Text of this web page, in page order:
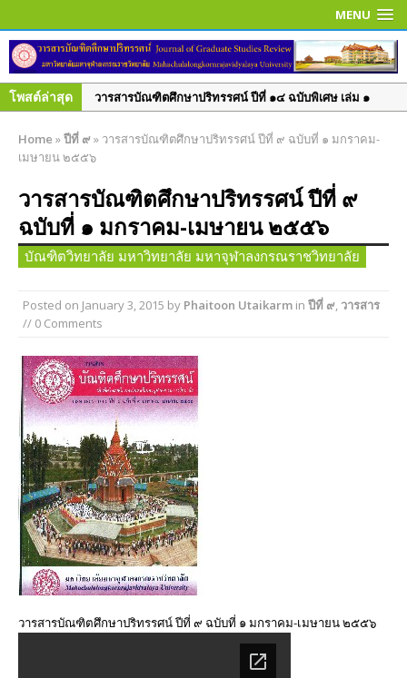
MENU
โพสต์ล่าสุด
วารสารบัณฑิตศึกษาปริทรรศน์ ปีที่ ๑๔ ฉบับพิเศษ เล่ม ๑
วารสารบัณฑิตศึกษาปริทรรศน์ ปีที่ ๑๔ ฉบับที่ ๒ พ.ค. – ส.ค.
วารสารบัณฑิตศึกษาปริทรรศน์ ปีที่ ๑๔ ฉบับที่ ๑ ม.ค. – เม.ย.
๒๕๖๑
วารสารบัณฑิตศึกษาปริทรรศน์ ปีที่ ๑๓ ฉบับที่ ๓ ก.ย.– ธ.ค.
๒๕๖๐
วารสารบัณฑิตศึกษาปริทรรศน์ ปีที่ ๑๓ ฉบับที่ ๒ พ.ค.– ส.ค.
๒๕๖๐
มิถุนายน ๒๕๖๐
วารสารบัณฑิตศึกษาปริทรรศน์ ปีที่ ๑๓ ฉบับพิเศษ เล่ม ๒
มิถุนายน ๒๕๖๐
วารสารบัณฑิตศึกษาปริทรรศน์ ใช้ระบบ ThaiJO ตั้งแต่ปีที่
๑๕ ฉบับที่ ๑ มกราคม-เมษายน ๖๒ เป็นต้นไป
วารสารบัณฑิตศึกษาปริทรรศน์ ปีที่ ๑๕ ฉบับที่ ๑ ม.ค. – เม.ย.
๒๕๖๒
วารสารบัณฑิตศึกษาปริทรรศน์ ปีที่ ๑๔ ฉบับที่ ๓ ก.ย. – ธ.ค.
๒๕๖๑
Home »ปีที่ ๙» วารสารบัณฑิตศึกษาปริทรรศน์ ปีที่ ๙ ฉบับที่ ๑ มกราคม-
เมษายน ๒๕๕๖
วารสารบัณฑิตศึกษาปริทรรศน์ ปีที่ ๙
ฉบับที่ ๑ มกราคม-เมษายน ๒๕๕๖
บัณฑิตวิทยาลัย มหาวิทยาลัย มหาจุฬาลงกรณราชวิทยาลัย
Posted on January 3, 2015 by Phaitoon Utaikarm in ปีที่ ๙, วารสาร
// 0 Comments
วารสารบัณฑิตศึกษาปริทรรศน์ ปีที่ ๙ ฉบับที่ ๑ มกราคม-เมษายน ๒๕๕๖